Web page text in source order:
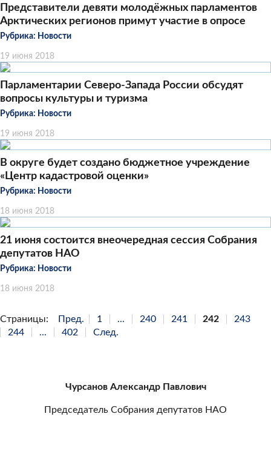
Представители девяти молодёжных парламентов
Арктических регионов примут участие в опросе
Рубрика: Новости
19 июня 2018
Парламентарии Северо-Запада России обсудят
вопросы культуры и туризма
Рубрика: Новости
19 июня 2018
В округе будет создано бюджетное учреждение
«Центр кадастровой оценки»
Рубрика: Новости
18 июня 2018
21 июня состоится внеочередная сессия Собрания
депутатов НАО
Рубрика: Новости
18 июня 2018
Страницы: Пред. 1 ... 240 241 242
243
244
... 402 След.
Чурсанов Александр Павлович
Председатель Собрания депутатов НАО